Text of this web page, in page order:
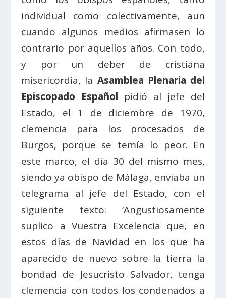
individual como colectivamente, aun
cuando algunos medios afirmasen lo
contrario por aquellos años. Con todo,
y por un deber de cristiana
misericordia, la Asamblea Plenaria del
Episcopado Español pidió al jefe del
Estado, el 1 de diciembre de 1970,
clemencia para los procesados de
Burgos, porque se temía lo peor. En
este marco, el día 30 del mismo mes,
siendo ya obispo de Málaga, enviaba un
telegrama al jefe del Estado, con el
siguiente texto: ‘Angustiosamente
suplico a Vuestra Excelencia que, en
estos días de Navidad en los que ha
aparecido de nuevo sobre la tierra la
bondad de Jesucristo Salvador, tenga
clemencia con todos los condenados a